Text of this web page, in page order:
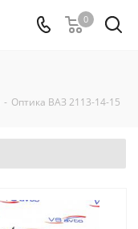
0
- Оптика ВАЗ 2113-14-15